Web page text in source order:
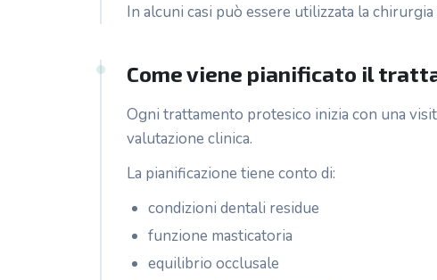
In alcuni casi può essere utilizzata la
Come viene pianificato il
Ogni trattamento protesico inizia con una
valutazione clinica.
La pianificazione tiene conto di:
condizioni dentali residue
funzione masticatoria
equilibrio occlusale